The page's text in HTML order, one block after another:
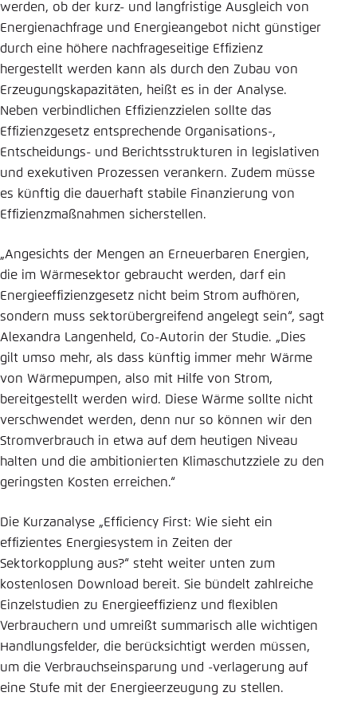
werden, ob der kurz- und langfristige Ausgleich von
Energienachfrage und Energieangebot nicht günstiger
durch eine höhere nachfrageseitige Effizienz
hergestellt werden kann als durch den Zubau von
Erzeugungskapazitäten, heißt es in der Analyse.
Neben verbindlichen Effizienzzielen sollte das
Effizienzgesetz entsprechende Organisations-,
Entscheidungs- und Berichtsstrukturen in legislativen
und exekutiven Prozessen verankern. Zudem müsse
es künftig die dauerhaft stabile Finanzierung von
Effizienzmaßnahmen sicherstellen.
„Angesichts der Mengen an Erneuerbaren Energien,
die im Wärmesektor gebraucht werden, darf ein
Energieeffizienzgesetz nicht beim Strom aufhören,
sondern muss sektorübergreifend angelegt sein“, sagt
Alexandra Langenheld, Co-Autorin der Studie. „Dies
gilt umso mehr, als dass künftig immer mehr Wärme
von Wärmepumpen, also mit Hilfe von Strom,
bereitgestellt werden wird. Diese Wärme sollte nicht
verschwendet werden, denn nur so können wir den
Stromverbrauch in etwa auf dem heutigen Niveau
halten und die ambitionierten Klimaschutzziele zu den
geringsten Kosten erreichen.“
Die Kurzanalyse „Efficiency First: Wie sieht ein
effizientes Energiesystem in Zeiten der
Sektorkopplung aus?“ steht weiter unten zum
kostenlosen Download bereit. Sie bündelt zahlreiche
Einzelstudien zu Energieeffizienz und flexiblen
Verbrauchern und umreißt summarisch alle wichtigen
Handlungsfelder, die berücksichtigt werden müssen,
um die Verbrauchseinsparung und -verlagerung auf
eine Stufe mit der Energieerzeugung zu stellen.